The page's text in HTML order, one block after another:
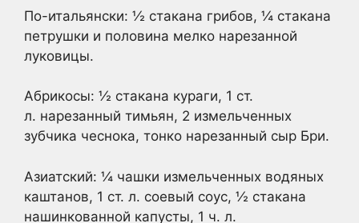
По-итальянски: ½ стакана грибов, ¼ стакана
петрушки и половина мелко нарезанной
луковицы.
Абрикосы: ½ стакана кураги, 1 ст.
л. нарезанный тимьян, 2 измельченных
зубчика чеснока, тонко нарезанный сыр Бри.
Азиатский: ¼ чашки измельченных водяных
каштанов, 1 ст. л. соевый соус, ½ стакана
нашинкованной капусты, 1 ч. л.